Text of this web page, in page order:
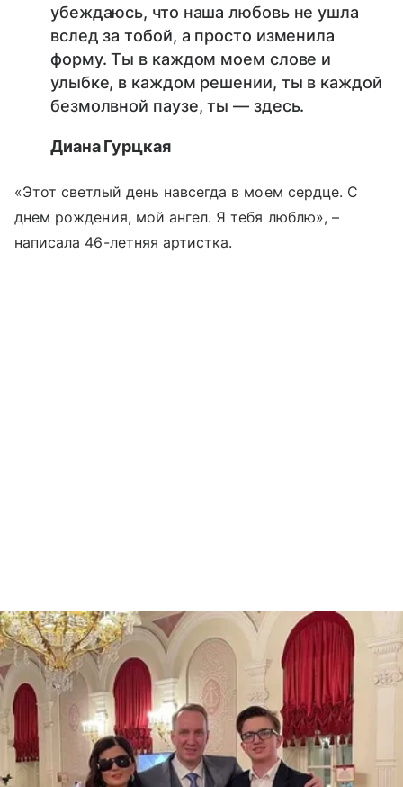
убеждаюсь, что наша любовь не ушла
вслед за тобой, а просто изменила
форму. Ты в каждом моем слове и
улыбке, в каждом решении, ты в каждой
безмолвной паузе, ты — здесь.
Диана Гурцкая
«Этот светлый день навсегда в моем сердце. С
днем рождения, мой ангел. Я тебя люблю», –
написала 46-летняя артистка.